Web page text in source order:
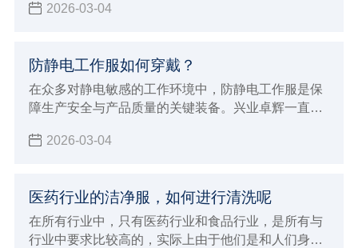
以自然希望它能够有较长的使用寿命，那么如何才能
2026-03-04
防静电工作服如何穿戴？
在众多对静电敏感的工作环境中，防静电工作服是保
障生产安全与产品质量的关键装备。兴业卓辉一直致
家详细介绍防静电工作服的正确穿戴方法及其重要意
2026-03-04
医药行业的洁净服，如何进行清洗呢
在所有行业中，只有医药行业和食品行业，是所有与
行业中要求比较高的，实际上由于他们是和人们身体